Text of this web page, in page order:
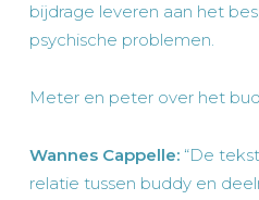
bijdrage leveren aan het
psychische problemen.
Meter en peter over het
Wannes Cappelle: “De
relatie tussen buddy en